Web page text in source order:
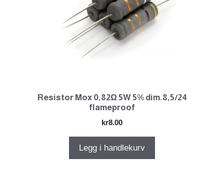
Resistor Mox 0,82Ω 5W 5% dim.8,5/24
flameproof
kr8.00
Legg i handlekurv